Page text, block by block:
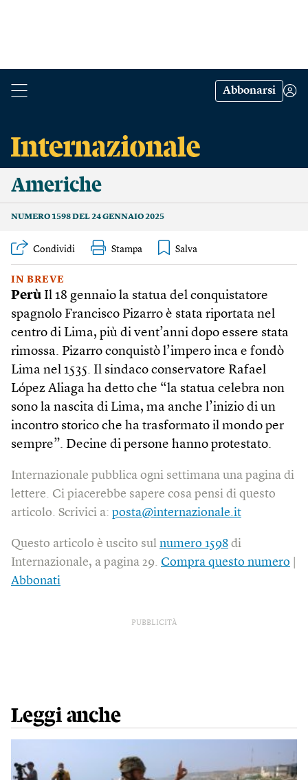
Abbonarsi
Americhe
NUMERO 1598 DEL 24 GENNAIO 2025
Condividi Stampa
IN BREVE
Perù Il 18 gennaio la statua del conquistatore
spagnolo Francisco Pizarro è stata riportata nel
centro di Lima, più di vent’anni dopo essere stata
rimossa. Pizarro conquistò l’impero inca e fondò
Lima nel 1535. Il sindaco conservatore Rafael
López Aliaga ha detto che “la statua celebra non
sono la nascita di Lima, ma anche l’inizio di un
incontro storico che ha trasformato il mondo per
sempre”. Decine di persone hanno protestato.
Internazionale pubblica ogni settimana una pagina di
lettere. Ci piacerebbe sapere cosa pensi di questo
articolo. Scrivici a: posta@internazionale.it
Questo articolo è uscito sul numero 1598 di
Internazionale, a pagina 29. Compra questo numero
Abbonati
PUBBLICITÀ
Leggi anche